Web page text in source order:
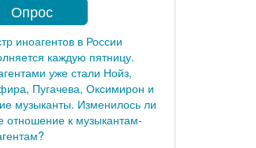
Опрос
иноагентов в России
каждую пятницу.
уже стали Нойз,
Пугачева, Оксимирон и
музыканты. Изменилось ли
отношение к музыкантам-